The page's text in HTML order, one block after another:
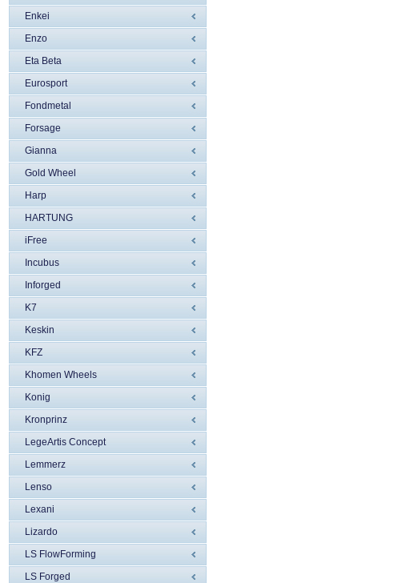
Enkei
Enzo
Eta Beta
Eurosport
Fondmetal
Forsage
Gianna
Gold Wheel
Harp
HARTUNG
iFree
Incubus
Inforged
K7
Keskin
KFZ
Khomen Wheels
Konig
Kronprinz
LegeArtis Concept
Lemmerz
Lenso
Lexani
Lizardo
LS FlowForming
LS Forged